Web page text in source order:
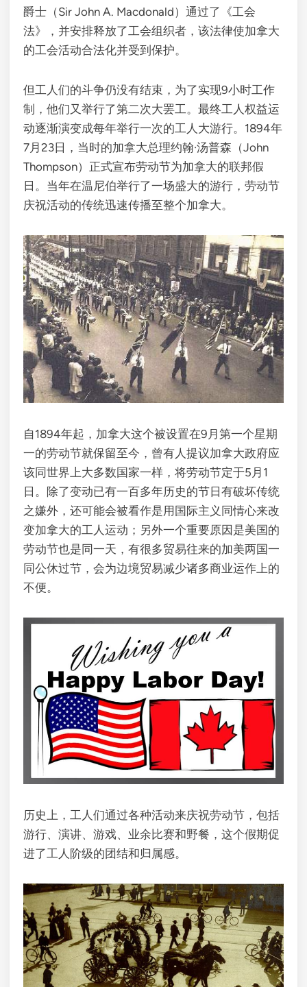
爵士（Sir John A. Macdonald）通过了《工会
法》，并安排释放了工会组织者，该法律使加拿大
的工会活动合法化并受到保护。
但工人们的斗争仍没有结束，为了实现9小时工作
制，他们又举行了第二次大罢工。最终工人权益运
动逐渐演变成每年举行一次的工人大游行。1894年
7月23日，当时的加拿大总理约翰·汤普森（John
Thompson）正式宣布劳动节为加拿大的联邦假
日。当年在温尼伯举行了一场盛大的游行，劳动节
庆祝活动的传统迅速传播至整个加拿大。
自1894年起，加拿大这个被设置在9月第一个星期
一的劳动节就保留至今，曾有人提议加拿大政府应
该同世界上大多数国家一样，将劳动节定于5月1
日。除了变动已有一百多年历史的节日有破坏传统
之嫌外，还可能会被看作是用国际主义同情心来改
变加拿大的工人运动；另外一个重要原因是美国的
劳动节也是同一天，有很多贸易往来的加美两国一
同公休过节，会为边境贸易减少诸多商业运作上的
不便。
历史上，工人们通过各种活动来庆祝劳动节，包括
游行、演讲、游戏、业余比赛和野餐，这个假期促
进了工人阶级的团结和归属感。